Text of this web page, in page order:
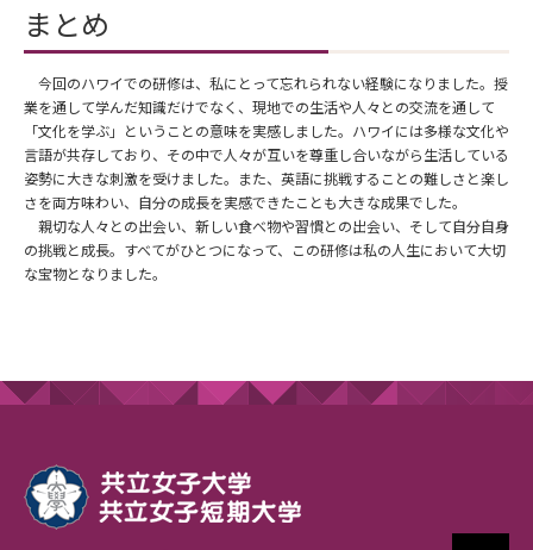
まとめ
今回のハワイでの研修は、私にとって忘れられない経験になりました。授
業を通して学んだ知識だけでなく、現地での生活や人々との交流を通して
「文化を学ぶ」ということの意味を実感しました。ハワイには多様な文化や
言語が共存しており、その中で人々が互いを尊重し合いながら生活している
姿勢に大きな刺激を受けました。また、英語に挑戦することの難しさと楽し
さを両方味わい、自分の成長を実感できたことも大きな成果でした。
親切な人々との出会い、新しい食べ物や習慣との出会い、そして自分自身
の挑戦と成長。すべてがひとつになって、この研修は私の人生において大切
な宝物となりました。